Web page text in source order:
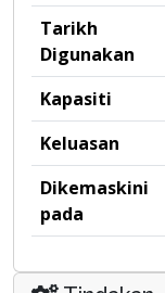
Tarikh
Digunakan
Kapasiti
Keluasan
Dikemaskini
pada